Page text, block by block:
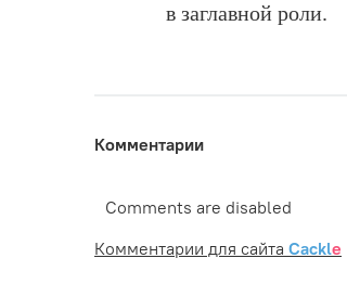
в заглавной роли.
Комментарии
Comments are disabled
Комментарии для сайта Cackle